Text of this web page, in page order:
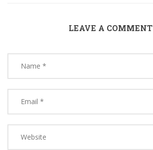
LEAVE A COMMENT